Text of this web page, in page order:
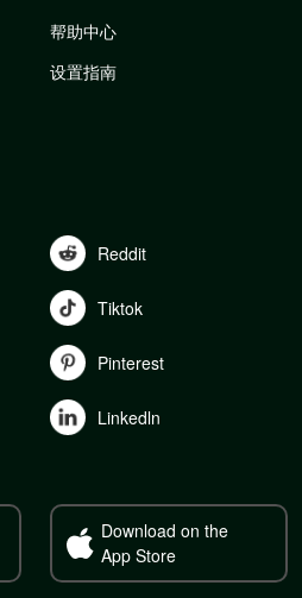
帮助中心
设置指南
Reddit
Tiktok
Pinterest
Linkedln
Download on the
App Store